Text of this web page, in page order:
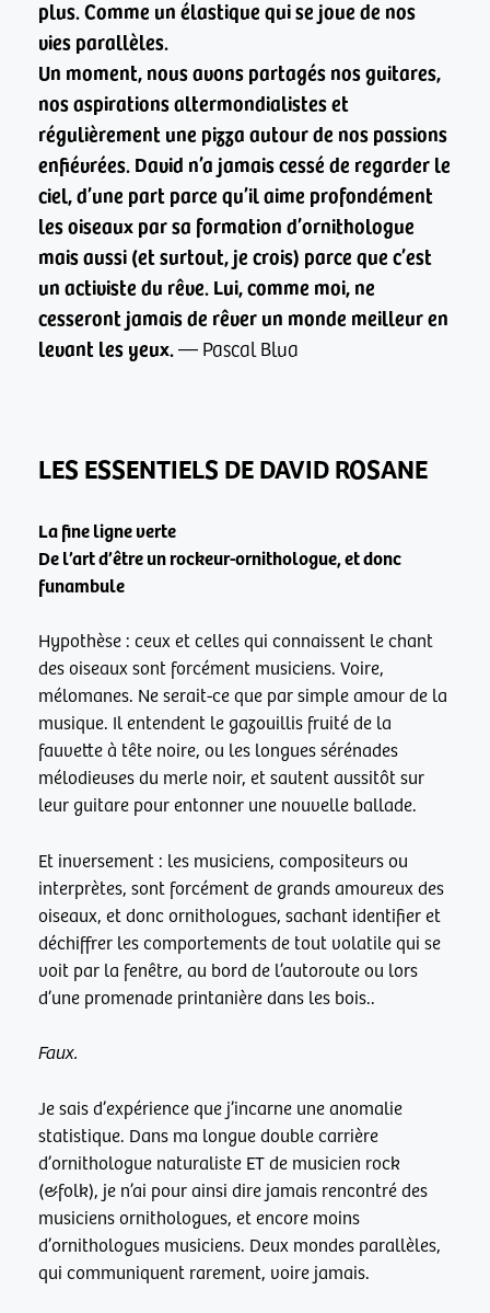
plus. Comme un élastique qui se joue de nos
vies parallèles.
Un moment, nous avons partagés nos guitares,
nos aspirations altermondialistes et
régulièrement une pizza autour de nos passions
enfiévrées. David n’a jamais cessé de regarder le
ciel, d’une part parce qu’il aime profondément
les oiseaux par sa formation d’ornithologue
mais aussi (et surtout, je crois) parce que c’est
un activiste du rêve. Lui, comme moi, ne
cesseront jamais de rêver un monde meilleur en
levant les yeux.— Pascal Blua
LES ESSENTIELS DE DAVID ROSANE
La fine ligne verte
De l’art d’être un rockeur-ornithologue, et donc
funambule
Hypothèse : ceux et celles qui connaissent le chant
des oiseaux sont forcément musiciens. Voire,
mélomanes. Ne serait-ce que par simple amour de la
musique. Il entendent le gazouillis fruité de la
fauvette à tête noire, ou les longues sérénades
mélodieuses du merle noir, et sautent aussitôt sur
leur guitare pour entonner une nouvelle ballade.
Et inversement : les musiciens, compositeurs ou
interprètes, sont forcément de grands amoureux des
oiseaux, et donc ornithologues, sachant identifier et
déchiffrer les comportements de tout volatile qui se
voit par la fenêtre, au bord de l’autoroute ou lors
d’une promenade printanière dans les bois..
Faux.
Je sais d’expérience que j’incarne une anomalie
statistique. Dans ma longue double carrière
d’ornithologue naturaliste ET de musicien rock
(&folk), je n’ai pour ainsi dire jamais rencontré des
musiciens ornithologues, et encore moins
d’ornithologues musiciens. Deux mondes parallèles,
qui communiquent rarement, voire jamais.